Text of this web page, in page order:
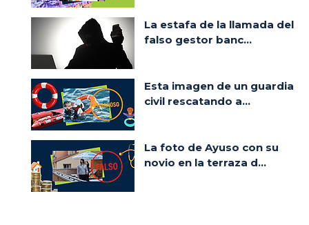
La estafa de la llamada del
falso gestor banc...
Esta imagen de un guardia
civil rescatando a...
La foto de Ayuso con su
novio en la terraza d...